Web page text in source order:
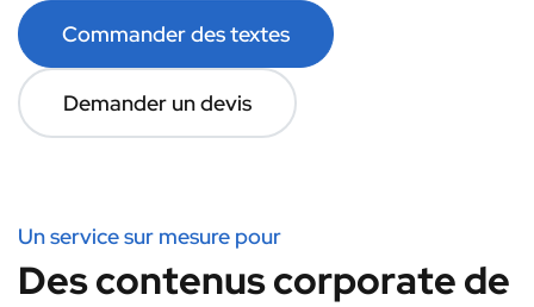
Commander des textes
Demander un devis
Un service sur mesure pour
Des contenus corporate de